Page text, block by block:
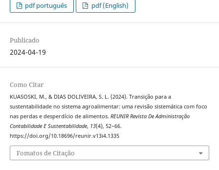
pdf português pdf (English)
Publicado
2024-04-19
Como Citar
KUASOSKI, M., & DIAS DOLIVEIRA, S. L. (2024). Transição para a
sustentabilidade no sistema agroalimentar: uma revisão sistemática com foco
nas perdas e desperdício de alimentos. REUNIR Revista De Administração
Contabilidade E Sustentabilidade, 13(4), 52–66.
https://doi.org/10.18696/reunir.v13i4.1335
Fomatos de Citação